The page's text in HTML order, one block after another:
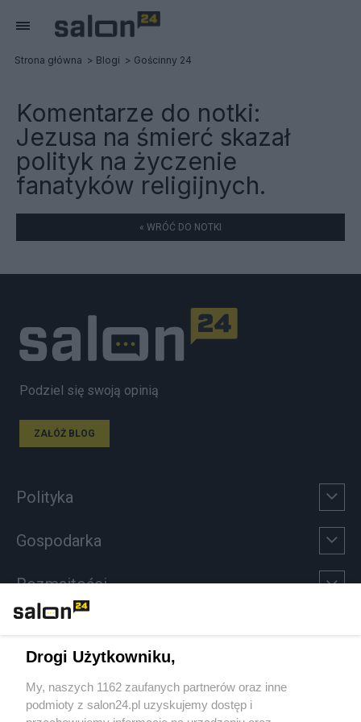
Strona główna Blogi Gościnny 24
Komentarze do notki:
Jezusa na śmierć skazał
polityk na życzenie
fanatyków religijnych.
« WRÓĆ DO NOTKI
Podziel się swoją opinią
ZAŁÓŻ BLOG
Polityka
Gospodarka
Rozmaitości
Sport
Społeczeństwo
Drogi Użytkowniku,
My, naszych 1162 zaufanych partnerów oraz inne
podmioty z salon24.pl uzyskujemy dostęp i